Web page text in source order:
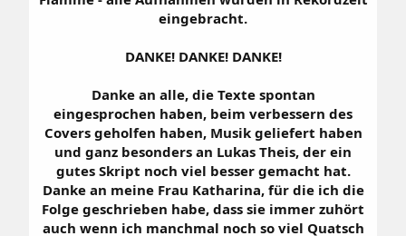
eingebracht.
DANKE! DANKE! DANKE!
Danke an alle, die Texte spontan
eingesprochen haben, beim verbessern des
Covers geholfen haben, Musik geliefert haben
und ganz besonders an Lukas Theis, der ein
gutes Skript noch viel besser gemacht hat.
Danke an meine Frau Katharina, für die ich die
Folge geschrieben habe, dass sie immer zuhört
auch wenn ich manchmal noch so viel Quatsch